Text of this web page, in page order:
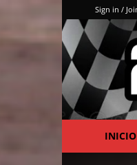
Sign in /
INICIO